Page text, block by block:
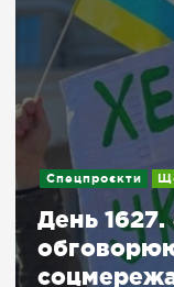
Спецпроєкти
День